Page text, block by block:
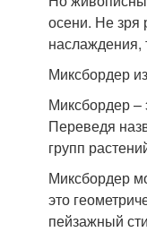
осени. Не зря
наслаждения,
Миксбордер
Миксбордер –
Переведя
групп
Миксбордер
это
пейзажный